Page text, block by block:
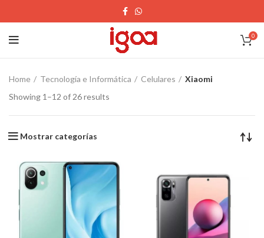
0
Home Tecnología e Informática Celulares
Xiaomi
Showing 1–12 of 26 results
Mostrar categorías